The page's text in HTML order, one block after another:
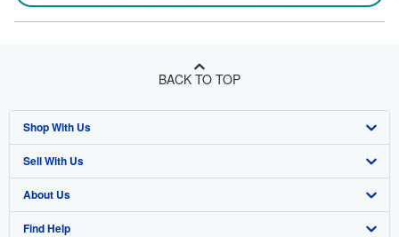
BACK TO TOP
Shop With Us
Advanced Search
Browse Collections
My Account
Sell With Us
Start Selling
Join Our Affiliate Program
About Us
About AbeBooks
Find Help